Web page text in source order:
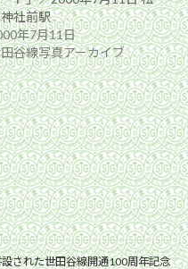
社前駅
年7月11日
谷線写真アーカイブ
された世田谷線開通100周年記念